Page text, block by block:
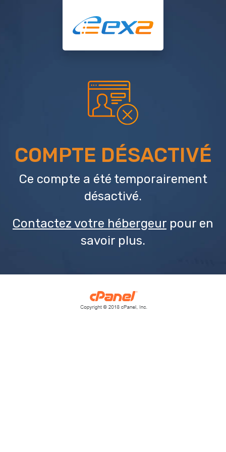
COMPTE DÉSACTIVÉ
Ce compte a été temporairement
désactivé.
Contactez votre hébergeur pour en
savoir plus.